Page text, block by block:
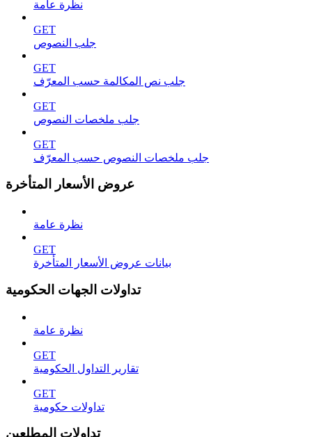
نظرة عامة
GET
جلب النصوص
GET
جلب نص المكالمة حسب المعرّف
GET
جلب ملخصات النصوص
GET
جلب ملخصات النصوص حسب المعرّف
عروض الأسعار المتأخرة
نظرة عامة
GET
بيانات عروض الأسعار المتأخرة
تداولات الجهات الحكومية
نظرة عامة
GET
تقارير التداول الحكومية
GET
تداولات حكومية
تداولات المطلعين